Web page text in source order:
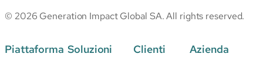
© 2026 Generation Impact Global SA. All rights reserved.
Piattaforma Soluzioni Clienti Azienda